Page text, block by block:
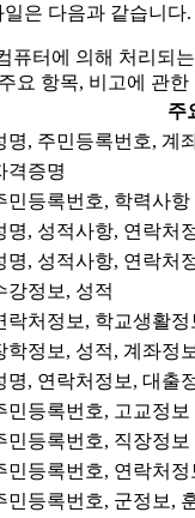
은 다음과 같습니다.
터에 의해 처리되
요 항목, 비고에 관
주
명, 주민등록번호, 계
격증명
민등록번호, 학력사항
명, 성적사항, 연락처
명, 성적사항, 연락처
강정보, 성적
락처정보, 학교생활정
학정보, 성적, 계좌정보
명, 연락처정보, 대출
민등록번호, 고교정보
민등록번호, 직장정보
민등록번호, 연락처정
민등록번호, 군정보,